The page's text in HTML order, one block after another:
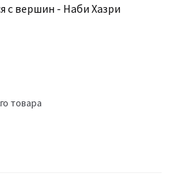
с вершин - Наби Хазри
товара